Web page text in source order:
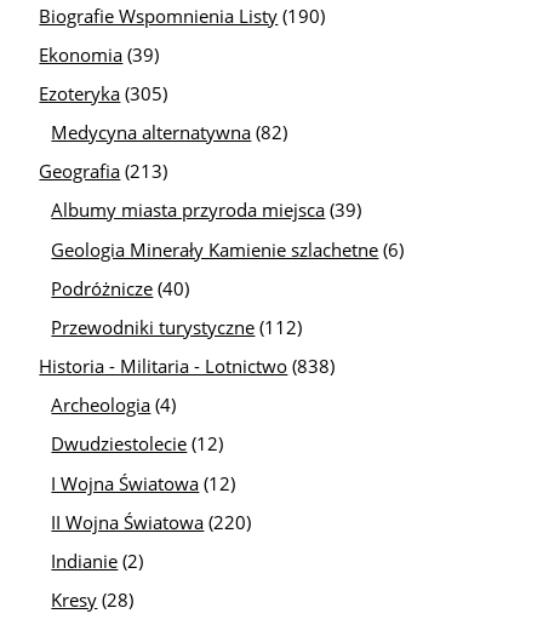
Biografie Wspomnienia Listy (190)
Ekonomia (39)
Ezoteryka (305)
Medycyna alternatywna (82)
Geografia (213)
Albumy miasta przyroda miejsca (39)
Geologia Minerały Kamienie szlachetne (6)
Podróżnicze (40)
Przewodniki turystyczne (112)
Historia - Militaria - Lotnictwo (838)
Archeologia (4)
Dwudziestolecie (12)
I Wojna Światowa (12)
II Wojna Światowa (220)
Indianie (2)
Kresy (28)